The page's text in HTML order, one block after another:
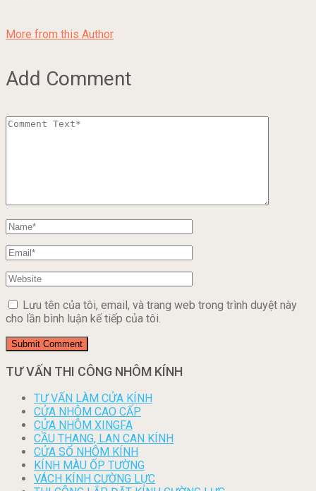
More from this Author
Add Comment
Lưu tên của tôi, email, và trang web trong trình duyệt này
cho lần bình luận kế tiếp của tôi.
TƯ VẤN THI CÔNG NHÔM KÍNH
TƯ VẤN LÀM CỬA KÍNH
CỬA NHÔM CAO CẤP
CỬA NHÔM XINGFA
CẦU THANG, LAN CAN KÍNH
CỬA SỔ NHÔM KÍNH
KÍNH MÀU ỐP TƯỜNG
VÁCH KÍNH CƯỜNG LỰC